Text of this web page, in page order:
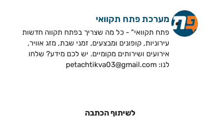
מערכת פתח תקוואי
פתח תקוואי" - כל מה שצריך בפתח תקווה חדשות
עירוניות, קופונים ומבצעים, זמני שבת, מזג אוויר,
אירועים ושירותים מקומיים. יש לכם מידע? שלחו
לנו: petachtikva03@gmail.com
לשיתוף הכתבה